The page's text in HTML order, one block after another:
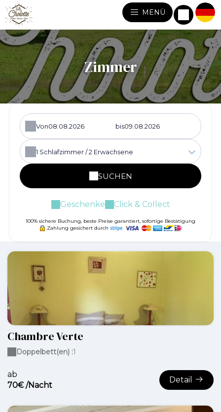
MENÜ
Zimmer
Von bis
1 Schlafzimmer /2 Erwachsene
SUCHEN
Geschenke Click & Collect
100% sichere Buchung, beste Preise garantiert, sofortige Bestätigung
Zahlung gesichert durch
Chambre Verte
ab
70€ /Nacht
Detail
Doppelbett(en) :1